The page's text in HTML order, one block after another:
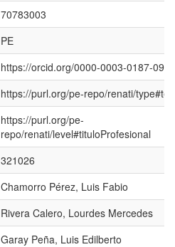
70783003
PE
https://orcid.org/0000-0003-0187-0967
https://purl.org/pe-repo/renati/
https://purl.org/pe-
repo/renati/level#tituloProfesional
321026
Chamorro Pérez, Luis Fabio
Rivera Calero, Lourdes Mercedes
Garay Peña, Luis Edilberto